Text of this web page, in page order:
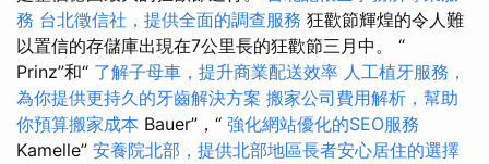
務 台北徵信社，提供全面的調查服務 狂歡節輝煌的令人難
以置信的存儲庫出現在7公里長的狂歡節三月中。 “
Prinz”和“ 了解子母車，提升商業配送效率 人工植牙服務，
為你提供更持久的牙齒解決方案 搬家公司費用解析，幫助
你預算搬家成本 Bauer”，“ 強化網站優化的SEO服務
Kamelle” 安養院北部，提供北部地區長者安心居住的選擇